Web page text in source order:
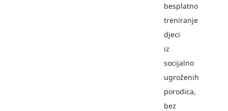
besplatno
treniranje
djeci
iz
socijalno
ugroženih
porodica,
bez